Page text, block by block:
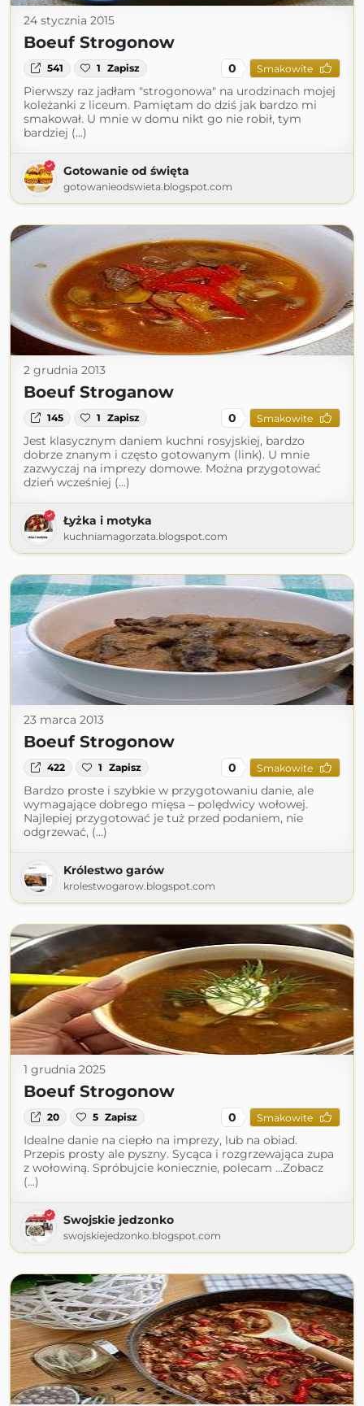
24 stycznia 2015
Boeuf Strogonow
541 1 Zapisz 0 Smakowite
Pierwszy raz jadłam "strogonowa" na urodzinach mojej
koleżanki z liceum. Pamiętam do dziś jak bardzo mi
smakował. U mnie w domu nikt go nie robił, tym
bardziej (...)
Gotowanie od święta
gotowanieodswieta.blogspot.com
2 grudnia 2013
Boeuf Stroganow
145 1 Zapisz 0 Smakowite
Jest klasycznym daniem kuchni rosyjskiej, bardzo
dobrze znanym i często gotowanym (link). U mnie
zazwyczaj na imprezy domowe. Można przygotować
dzień wcześniej (...)
Łyżka i motyka
kuchniamagorzata.blogspot.com
23 marca 2013
Boeuf Strogonow
422 1 Zapisz 0 Smakowite
Bardzo proste i szybkie w przygotowaniu danie, ale
wymagające dobrego mięsa – polędwicy wołowej.
Najlepiej przygotować je tuż przed podaniem, nie
odgrzewać, (...)
Królestwo garów
krolestwogarow.blogspot.com
1 grudnia 2025
Boeuf Strogonow
20 5 Zapisz 0 Smakowite
Idealne danie na ciepło na imprezy, lub na obiad.
Przepis prosty ale pyszny. Sycąca i rozgrzewająca zupa
z wołowiną. Spróbujcie koniecznie, polecam ...Zobacz
(...)
Swojskie jedzonko
swojskiejedzonko.blogspot.com